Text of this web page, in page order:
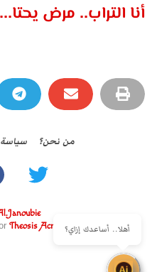
أنا التراب.. مرض يحتاج إلى علاج
Theosis Across Borders
من نحن؟
أهلا.. أساعدك إزاي؟